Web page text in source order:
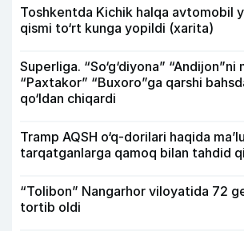
Toshkentda Kichik halqa avtomobil
qismi to‘rt kunga yopildi (xarita)
Superliga. “So‘g‘diyona” “Andijon”ni
“Paxtakor” “Buxoro”ga qarshi
qo‘ldan chiqardi
Tramp AQSH o‘q-dorilari haqida
tarqatganlarga qamoq bilan tahdid
“Tolibon” Nangarhor viloyatida 72
tortib oldi